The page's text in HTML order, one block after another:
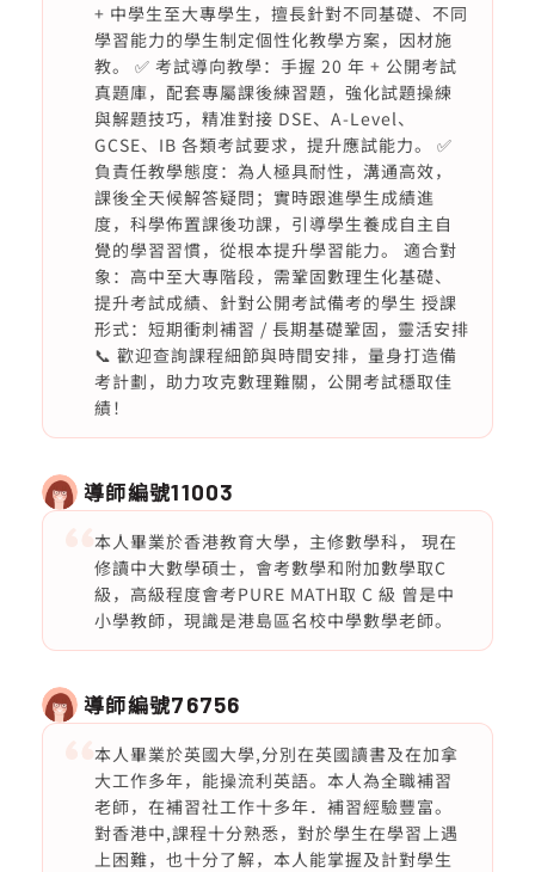
+ 中學生至大專學生，擅長針對不同基礎、不同
學習能力的學生制定個性化教學方案，因材施
教。 ✅ 考試導向教學：手握 20 年 + 公開考試
真題庫，配套專屬課後練習題，強化試題操練
與解題技巧，精准對接 DSE、A-Level、
GCSE、IB 各類考試要求，提升應試能力。 ✅
負責任教學態度：為人極具耐性，溝通高效，
課後全天候解答疑問；實時跟進學生成績進
度，科學佈置課後功課，引導學生養成自主自
覺的學習習慣，從根本提升學習能力。 適合對
象：高中至大專階段，需鞏固數理生化基礎、
提升考試成績、針對公開考試備考的學生 授課
形式：短期衝刺補習 / 長期基礎鞏固，靈活安排
📞 歡迎查詢課程細節與時間安排，量身打造備
考計劃，助力攻克數理難關，公開考試穩取佳
績！
導師編號11003
本人畢業於香港教育大學，主修數學科， 現在
修讀中大數學碩士，會考數學和附加數學取C
級，高級程度會考PURE MATH取 C 級 曾是中
小學教師，現識是港島區名校中學數學老師。
導師編號76756
本人畢業於英國大學,分別在英國讀書及在加拿
大工作多年，能操流利英語。本人為全職補習
老師，在補習社工作十多年．補習經驗豐富。
對香港中,課程十分熟悉，對於學生在學習上遇
上困難，也十分了解，本人能掌握及計對學生